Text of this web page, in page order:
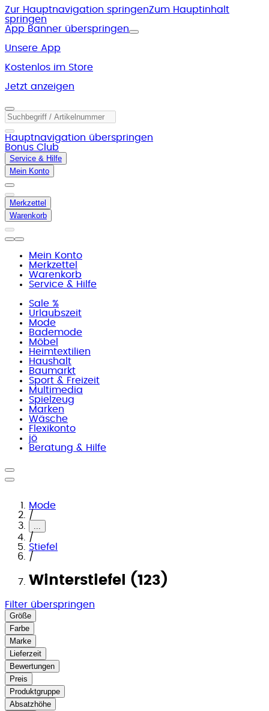
Zur Hauptnavigation springenZum Hauptinhalt
springen
App Banner überspringen
Unsere App
Kostenlos im Store
Jetzt anzeigen
Hauptnavigation überspringen
Bonus Club
Service & Hilfe
Mein Konto
Merkzettel
Warenkorb
Mein Konto
Merkzettel
Warenkorb
Service & Hilfe
Sale %
Urlaubszeit
Mode
Bademode
Möbel
Heimtextilien
Haushalt
Baumarkt
Sport & Freizeit
Multimedia
Spielzeug
Marken
Wäsche
Flexikonto
jö
Beratung & Hilfe
Mode
/
...
/
Stiefel
/
Winterstiefel (123)
Filter überspringen
Größe
Farbe
Marke
Lieferzeit
Bewertungen
Preis
Produktgruppe
Absatzhöhe